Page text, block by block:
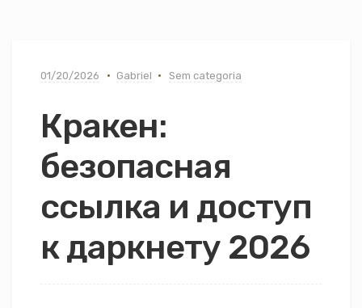
01/20/2026 Gabriel Sem categoria
Кракен:
безопасная
ссылка и доступ
к даркнету 2026